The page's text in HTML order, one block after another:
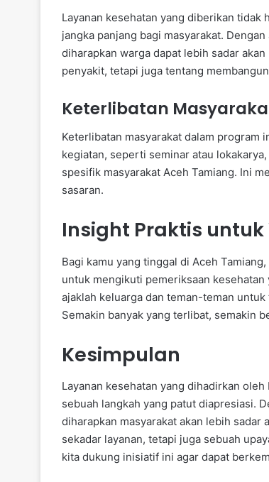
Layanan kesehatan yang diberikan tidak
jangka panjang bagi masyarakat.
diharapkan warga dapat lebih sadar
penyakit, tetapi juga tentang
Keterlibatan
Keterlibatan masyarakat dalam program
kegiatan, seperti seminar atau
spesifik masyarakat Aceh Tamiang. Ini
sasaran.
Insight Praktis
Bagi kamu yang tinggal di Aceh
untuk mengikuti pemeriksaan
ajaklah keluarga dan teman-teman
Semakin banyak yang terlibat, semakin
Kesimpulan
Layanan kesehatan yang dihadirkan
sebuah langkah yang patut diapresiasi.
diharapkan masyarakat akan lebih sadar
sekadar layanan, tetapi juga sebuah
kita dukung inisiatif ini agar dapat